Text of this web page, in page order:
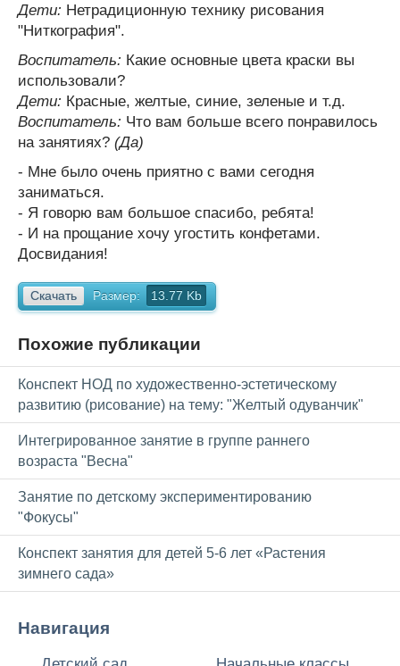
Дети: Нетрадиционную технику рисования
"Ниткография".
Воспитатель: Какие основные цвета краски вы
использовали?
Дети: Красные, желтые, синие, зеленые и т.д.
Воспитатель: Что вам больше всего понравилось
на занятиях? (Да)
- Мне было очень приятно с вами сегодня
заниматься.
- Я говорю вам большое спасибо, ребята!
- И на прощание хочу угостить конфетами.
Досвидания!
Скачать Размер: 13.77 Kb
Похожие публикации
Конспект НОД по художественно-эстетическому
развитию (рисование) на тему: "Желтый одуванчик"
Интегрированное занятие в группе раннего
возраста "Весна"
Занятие по детскому экспериментированию
"Фокусы"
Конспект занятия для детей 5-6 лет «Растения
зимнего сада»
Навигация